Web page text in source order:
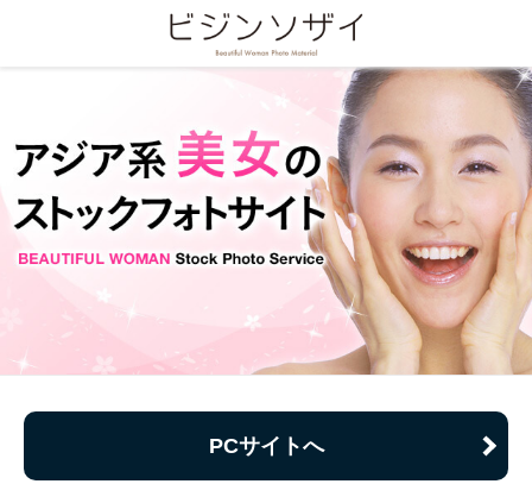
PCサイトへ